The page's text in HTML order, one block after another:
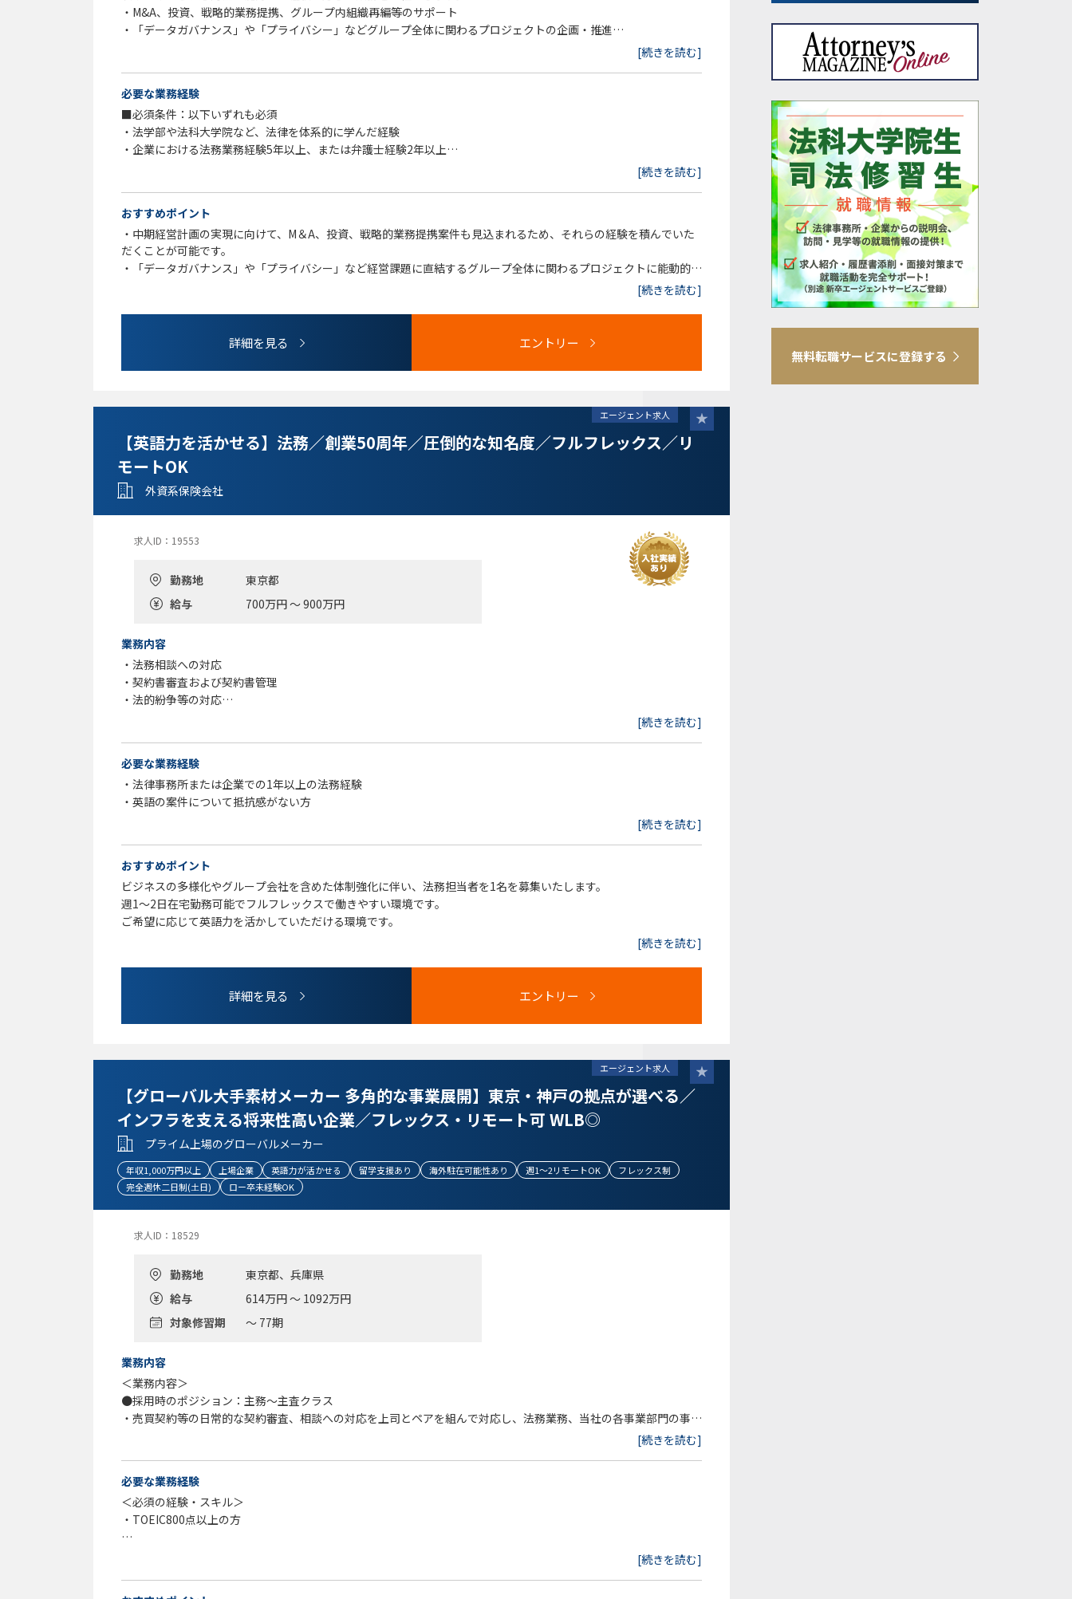
・M&A、投資、戦略的業務提携、グループ内組織再編等のサポート
・「データガバナンス」や「プライバシー」などグループ全体に関わるプロジェクトの企画・推進
す）
・法務分野に関する社内の研修・情報発信・啓蒙等の企画・実行
担当職種の変更範囲：会社の定める職種（出向規程に従って出向を命じることがあり、その場合は出向先の定める職
[続きを読む]
必要な業務経験
■必須条件：以下いずれも必須
・法学部や法科大学院など、法律を体系的に学んだ経験
・企業における法務業務経験5年以上、または弁護士経験2年以上
・個人情報保護を含むパーソナルデータ関連業務、M&A関連業務、新規サービス立ち上げなどの法務経験
・ビジネスレベルの英語力
・国際法務の経験
[続きを読む]
おすすめポイント
・中期経営計画の実現に向けて、M＆A、投資、戦略的業務提携案件も見込まれるため、それらの経験を積んでいた
だくことが可能です。
・「データガバナンス」や「プライバシー」など経営課題に直結するグループ全体に関わるプロジェクトに能動的に
とができます。また、将来的には、マネジメント業務や、コーポレートガバナンス業務などの関連業務に関わること
も可能であり、それぞれの志向に合わせた多様かつ柔軟なキャリア設計が可能です。
[続きを読む]
詳細を見る エントリー
エージェント求人
【英語力を活かせる】法務／創業50周年／圧倒的な知名度／フルフレックス／リ
モートOK
外資系保険会社
求人ID：19553
勤務地
東京都
給与
700万円 ～ 900万円
業務内容
・法務相談への対応
・契約書審査および契約書管理
・法的紛争等の対応
[続きを読む]
必要な業務経験
・法律事務所または企業での1年以上の法務経験
・英語の案件について抵抗感がない方
[続きを読む]
おすすめポイント
ビジネスの多様化やグループ会社を含めた体制強化に伴い、法務担当者を1名を募集いたします。
週1～2日在宅勤務可能でフルフレックスで働きやすい環境です。
ご希望に応じて英語力を活かしていただける環境です。
[続きを読む]
詳細を見る エントリー
エージェント求人
【グローバル大手素材メーカー 多角的な事業展開】東京・神戸の拠点が選べる／
インフラを支える将来性高い企業／フレックス・リモート可 WLB◎
プライム上場のグローバルメーカー
年収1,000万円以上 上場企業 英語力が活かせる 留学支援あり 海外駐在可能性あり 週1～2リモートOK
フレックス制
完全週休二日制(土日)
ロー卒未経験OK
求人ID：18529
勤務地
東京都、兵庫県
給与
614万円 ～ 1092万円
対象修習期
～ 77期
業務内容
＜業務内容＞
●採用時のポジション：主務～主査クラス
・売買契約等の日常的な契約審査、相談への対応を上司とペアを組んで対応し、法務業務、当社の各事業部門の事
案件を担当して頂きます。
●採用時のポジション：主幹～参事クラス
・当社の法務業務、各事業部門の事業、製品群、商慣習等を理解いただきつつ、日常的な契約レビュー、法務相談へ
[続きを読む]
必要な業務経験
＜必須の経験・スキル＞
・TOEIC800点以上の方
[続きを読む]
無料転職サービスに登録する